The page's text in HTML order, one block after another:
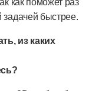
как поможет раз
задачей быстрее.
из каких